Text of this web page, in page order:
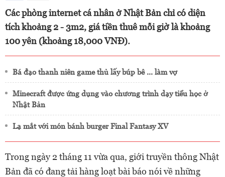
Các phòng internet cá nhân ở Nhật Bản chỉ có diện
tích khoảng 2 - 3m2, giá tiền thuê mỗi giờ là khoảng
100 yên (khoảng 18,000 VNĐ).
Bá đạo thanh niên game thủ lấy búp bê ... làm vợ
Minecraft được ứng dụng vào chương trình dạy tiểu học ở
Nhật Bản
Lạ mắt với món bánh burger Final Fantasy XV
Trong ngày 2 tháng 11 vừa qua, giới truyền thông Nhật
Bản đã có đang tải hàng loạt bài báo nói về những